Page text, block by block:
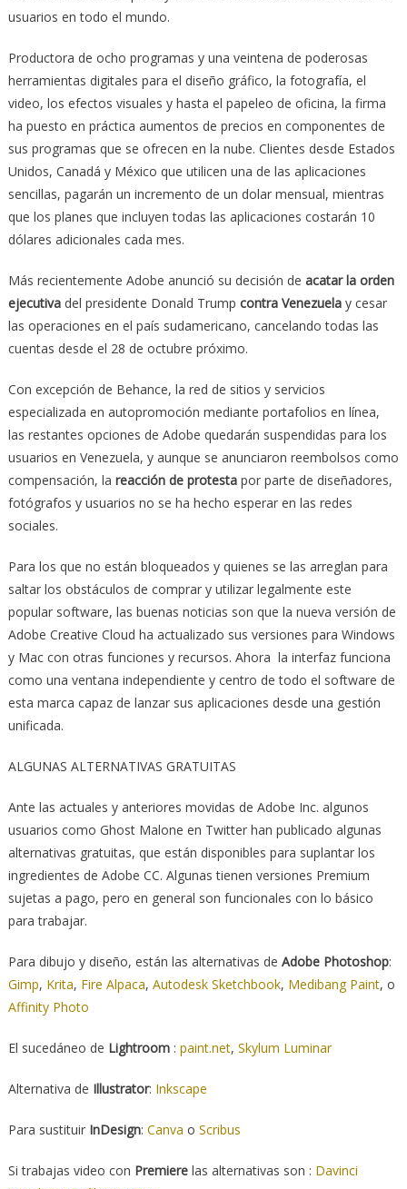
usuarios en todo el mundo.
Productora de ocho programas y una veintena de poderosas
herramientas digitales para el diseño gráfico, la fotografía, el
video, los efectos visuales y hasta el papeleo de oficina, la firma
ha puesto en práctica aumentos de precios en componentes de
sus programas que se ofrecen en la nube. Clientes desde Estados
Unidos, Canadá y México que utilicen una de las aplicaciones
sencillas, pagarán un incremento de un dolar mensual, mientras
que los planes que incluyen todas las aplicaciones costarán 10
dólares adicionales cada mes.
Más recientemente Adobe anunció su decisión de acatar la orden
ejecutivadel presidente Donald Trump contra Venezuelay cesar
las operaciones en el país sudamericano, cancelando todas las
cuentas desde el 28 de octubre próximo.
Con excepción de Behance, la red de sitios y servicios
especializada en autopromoción mediante portafolios en línea,
las restantes opciones de Adobe quedarán suspendidas para los
usuarios en Venezuela, y aunque se anunciaron reembolsos como
compensación, la reacción de protestapor parte de diseñadores,
fotógrafos y usuarios no se ha hecho esperar en las redes
sociales.
Para los que no están bloqueados y quienes se las arreglan para
saltar los obstáculos de comprar y utilizar legalmente este
popular software, las buenas noticias son que la nueva versión de
Adobe Creative Cloud ha actualizado sus versiones para Windows
y Mac con otras funciones y recursos. Ahora la interfaz funciona
como una ventana independiente y centro de todo el software de
esta marca capaz de lanzar sus aplicaciones desde una gestión
unificada.
ALGUNAS ALTERNATIVAS GRATUITAS
Ante las actuales y anteriores movidas de Adobe Inc. algunos
usuarios como Ghost Malone en Twitter han publicado algunas
alternativas gratuitas, que están disponibles para suplantar los
ingredientes de Adobe CC. Algunas tienen versiones Premium
sujetas a pago, pero en general son funcionales con lo básico
para trabajar.
Para dibujo y diseño, están las alternativas de Adobe Photoshop:
Gimp, Krita, Fire Alpaca, Autodesk Sketchbook, Medibang Paint, o
Affinity Photo
El sucedáneo de Lightroom: paint.net, Skylum Luminar
Alternativa de Illustrator: Inkscape
Para sustituirInDesign: Canva o Scribus
Si trabajas video con Premiere las alternativas son : Davinci